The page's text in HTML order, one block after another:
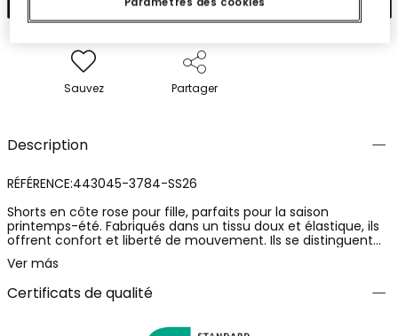
Sauvez Partager
Description
RÉFÉRENCE:443045-3784-SS26
Shorts en côte rose pour fille, parfaits pour la saison
printemps-été. Fabriqués dans un tissu doux et élastique, ils
offrent confort et liberté de mouvement. Ils se distinguent
par leur design simple et leur couleur vive qui ajoute une
touche joyeuse à l'ensemble. Disponibles en tailles allant de 2
ans à 14 ans, ils sont idéaux pour divers styles et occasions
décontractées. Le cordon à la taille assure un ajustement
pour un usage quotidien.
Ver más
Certificats de qualité